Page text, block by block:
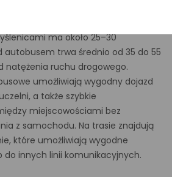
ma około 25–30
autobusem trwa średnio od 35 do 55
natężenia ruchu drogowego.
umożliwiają wygodny dojazd
a także szybkie
miejscowościami bez
z samochodu. Na trasie znajdują
które umożliwiają wygodne
do innych linii komunikacyjnych.